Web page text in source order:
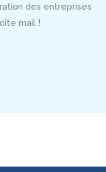
des entreprises
mail !